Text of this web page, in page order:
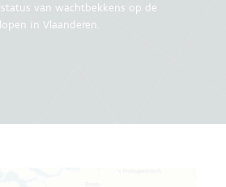
van wachtbekkens op de
in Vlaanderen.